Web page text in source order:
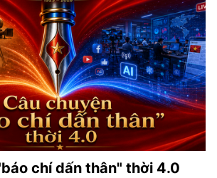
chí dấn thân" thời 4.0